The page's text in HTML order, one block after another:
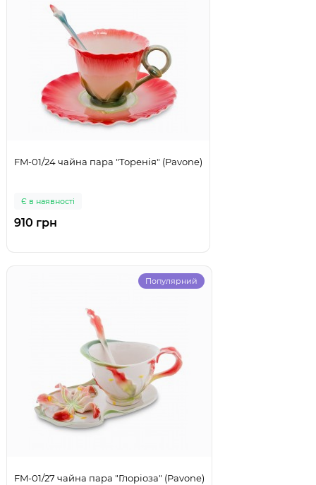
FM-01/24 чайна пара "Торенія" (Pavone)
Є в наявності
910 грн
Популярний
FM-01/27 чайна пара "Глоріоза" (Pavone)